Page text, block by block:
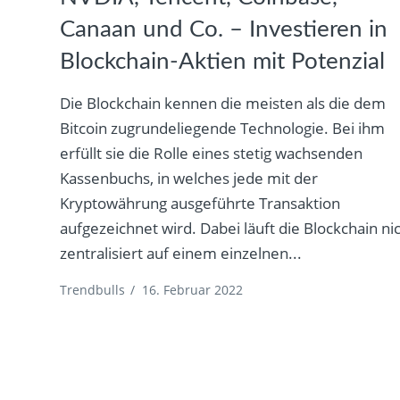
Canaan und Co. – Investieren in
Blockchain-Aktien mit Potenzial
Die Blockchain kennen die meisten als die dem
Bitcoin zugrundeliegende Technologie. Bei ihm
erfüllt sie die Rolle eines stetig wachsenden
Kassenbuchs, in welches jede mit der
Kryptowährung ausgeführte Transaktion
aufgezeichnet wird. Dabei läuft die Blockchain
zentralisiert auf einem einzelnen...
Trendbulls / 16. Februar 2022